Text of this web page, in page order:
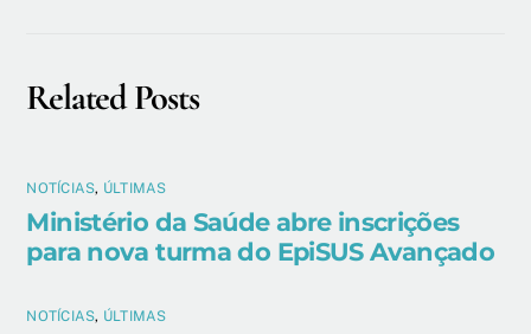
Related Posts
NOTÍCIAS, ÚLTIMAS
Ministério da Saúde abre inscrições
para nova turma do EpiSUS Avançado
NOTÍCIAS, ÚLTIMAS